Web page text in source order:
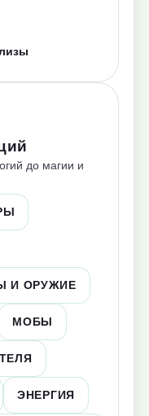
до магии и
И ОРУЖИЕ
МОБЫ
ЭНЕРГИЯ